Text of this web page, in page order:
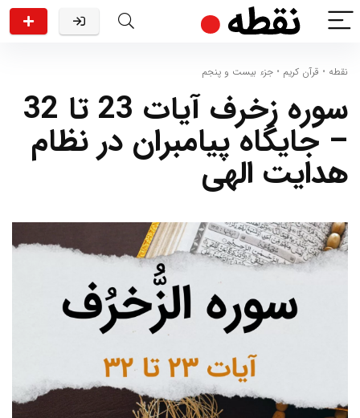
نقطه • قرآن کریم • جزء بیست و پنجم
سوره زخرف آیات 23 تا 32
– جایگاه پیامبران در نظام
هدایت الهی